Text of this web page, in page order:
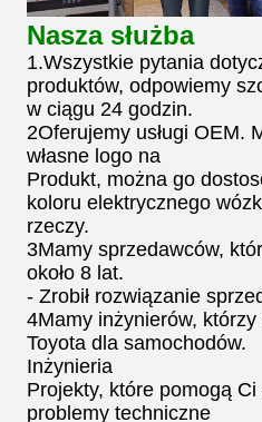
Nasza służba
1.Wszystkie pytania
produktów, odpowiemy
w ciągu 24 godzin.
2Oferujemy usługi OEM.
własne logo na
Produkt, można go
koloru elektrycznego
rzeczy.
3Mamy sprzedawców,
około 8 lat.
- Zrobił rozwiązanie
4Mamy inżynierów,
Toyota dla samochodów.
Inżynieria
Projekty, które pomogą
problemy techniczne